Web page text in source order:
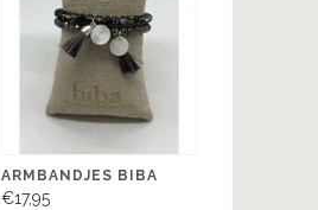
ARMBANDJES BIBA
€17,95